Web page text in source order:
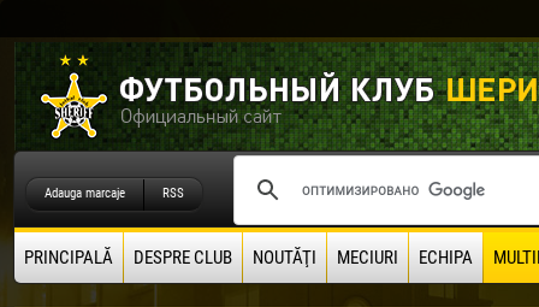
Adauga marcaje RSS
PRINCIPALĂ DESPRE CLUB NOUTĂŢI MECIURI ECHIPA